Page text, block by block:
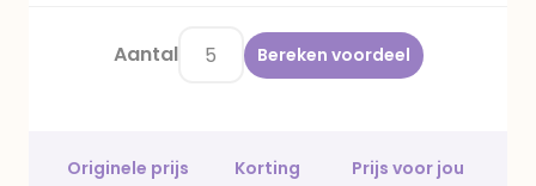
Aantal Bereken voordeel
Originele prijs Korting
Prijs voor jou